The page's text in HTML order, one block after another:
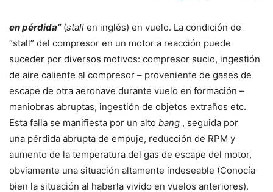
en pérdida”(stall en inglés) en vuelo. La condición de
“stall” del compresor en un motor a reacción puede
suceder por diversos motivos: compresor sucio, ingestión
de aire caliente al compresor – proveniente de gases de
escape de otra aeronave durante vuelo en formación –
maniobras abruptas, ingestión de objetos extraños etc.
Esta falla se manifiesta por un alto bang , seguida por
una pérdida abrupta de empuje, reducción de RPM y
aumento de la temperatura del gas de escape del motor,
obviamente una situación altamente indeseable (Conocía
bien la situación al haberla vivido en vuelos anteriores).